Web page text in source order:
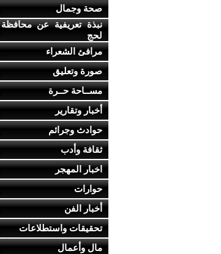
صحة وجمال
نبذة تعريفية عن محافظة
لحج
مرافئ الشعراء
صورة وتعليق
مســاحة حــرة
أخبار وتقارير
حوادث وجرائم
ثقافة وأدب
اخبار المهجر
حوارات
أخبار الفن
تحقيقات واستطلاعات
مال وأعمال